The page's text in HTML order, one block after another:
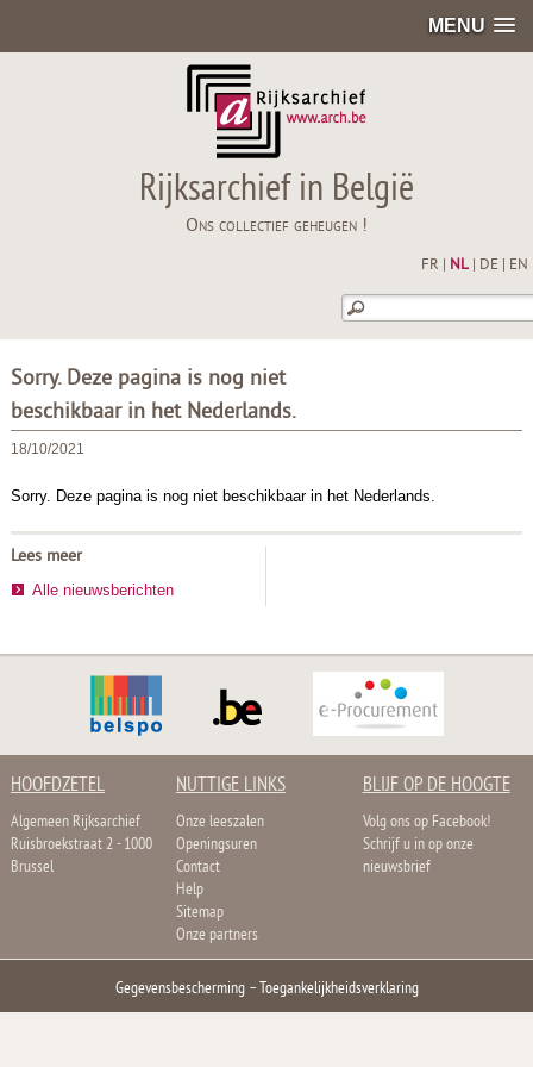
MENU
Rijksarchief in België
Ons collectief geheugen !
FR NL| DE EN
Sorry. Deze pagina is nog niet
beschikbaar in het Nederlands.
18/10/2021
Sorry. Deze pagina is nog niet beschikbaar in het Nederlands.
Lees meer
Alle nieuwsberichten
HOOFDZETEL
Algemeen Rijksarchief
Ruisbroekstraat 2 - 1000
Brussel
NUTTIGE LINKS
Onze leeszalen
Openingsuren
Contact
Help
Sitemap
Onze partners
BLIJF OP DE HOOGTE
Volg ons op Facebook!
Schrijf u in op onze
nieuwsbrief
Gegevensbescherming–Toegankelijkheidsverklaring